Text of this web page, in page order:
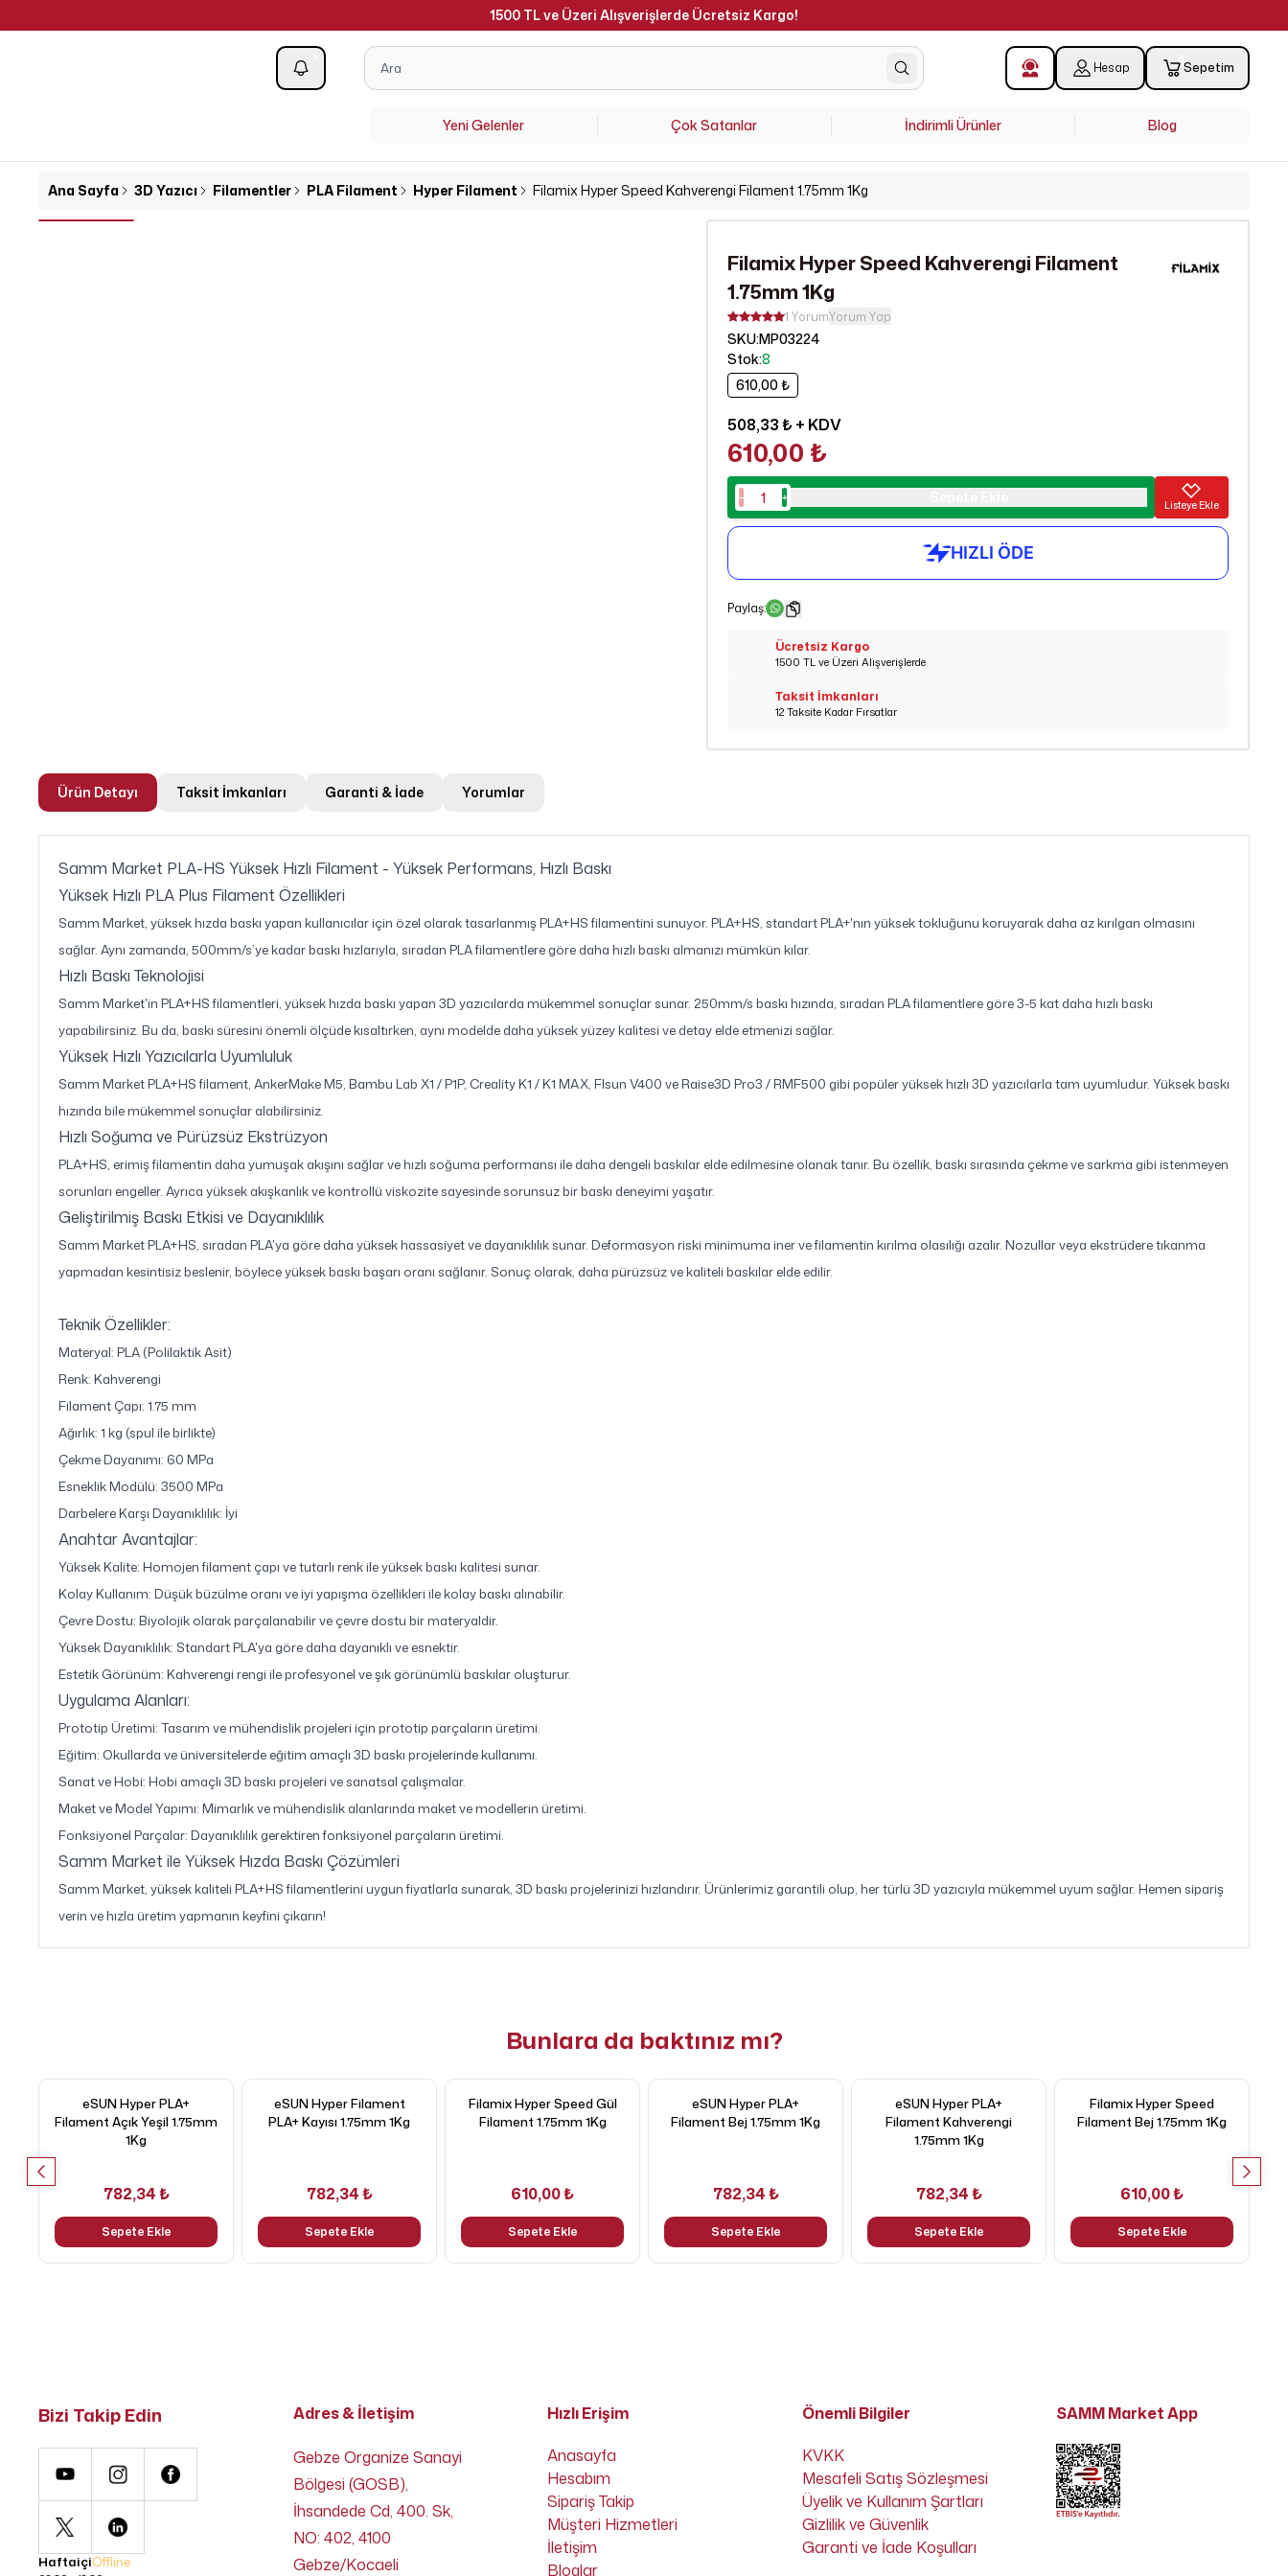
Hesap 0 Sepetim
Yeni Gelenler Çok Satanlar İndirimli Ürünler Blog
Ana Sayfa 3D Yazıcı Filamentler PLA Filament Hyper Filament Filamix Hyper Speed Kahverengi Filament 1.75mm 1Kg
Filamix Hyper Speed Kahverengi Filament
1.75mm 1Kg
1 YorumYorum Yap
SKU:MP03224
Stok:8
610,00 ₺
508,33 ₺+ KDV
610,00 ₺
Listeye Ekle
Paylaş:
Ücretsiz Kargo
1500 TL ve Üzeri Alışverişlerde
Taksit İmkanları
12 Taksite Kadar Fırsatlar
Ürün Detayı Taksit İmkanları Garanti & İade Yorumlar
Samm Market PLA-HS Yüksek Hızlı Filament - Yüksek Performans, Hızlı Baskı
Yüksek Hızlı PLA Plus Filament Özellikleri
Samm Market, yüksek hızda baskı yapan kullanıcılar için özel olarak tasarlanmış PLA+HS filamentini sunuyor. PLA+HS, standart PLA+'nın yüksek tokluğunu koruyarak daha az kırılgan olmasını
sağlar. Aynı zamanda, 500mm/s’ye kadar baskı hızlarıyla, sıradan PLA filamentlere göre daha hızlı baskı almanızı mümkün kılar.
Hızlı Baskı Teknolojisi
Samm Market'in PLA+HS filamentleri, yüksek hızda baskı yapan 3D yazıcılarda mükemmel sonuçlar sunar. 250mm/s baskı hızında, sıradan PLA filamentlere göre 3-5 kat daha hızlı baskı
yapabilirsiniz. Bu da, baskı süresini önemli ölçüde kısaltırken, aynı modelde daha yüksek yüzey kalitesi ve detay elde etmenizi sağlar.
Yüksek Hızlı Yazıcılarla Uyumluluk
Samm Market PLA+HS filament, AnkerMake M5, Bambu Lab X1 / P1P, Creality K1 / K1 MAX, Flsun V400 ve Raise3D Pro3 / RMF500 gibi popüler yüksek hızlı 3D yazıcılarla tam uyumludur. Yüksek baskı
hızında bile mükemmel sonuçlar alabilirsiniz.
Hızlı Soğuma ve Pürüzsüz Ekstrüzyon
PLA+HS, erimiş filamentin daha yumuşak akışını sağlar ve hızlı soğuma performansı ile daha dengeli baskılar elde edilmesine olanak tanır. Bu özellik, baskı sırasında çekme ve sarkma gibi istenmeyen
sorunları engeller. Ayrıca yüksek akışkanlık ve kontrollü viskozite sayesinde sorunsuz bir baskı deneyimi yaşatır.
Geliştirilmiş Baskı Etkisi ve Dayanıklılık
Samm Market PLA+HS, sıradan PLA'ya göre daha yüksek hassasiyet ve dayanıklılık sunar. Deformasyon riski minimuma iner ve filamentin kırılma olasılığı azalır. Nozullar veya ekstrüdere tıkanma
yapmadan kesintisiz beslenir, böylece yüksek baskı başarı oranı sağlanır. Sonuç olarak, daha pürüzsüz ve kaliteli baskılar elde edilir.
Teknik Özellikler:
Materyal: PLA (Polilaktik Asit)
Renk: Kahverengi
Filament Çapı: 1.75 mm
Ağırlık: 1 kg (spul ile birlikte)
Çekme Dayanımı: 60 MPa
Esneklik Modülü: 3500 MPa
Darbelere Karşı Dayanıklılık: İyi
Anahtar Avantajlar:
Yüksek Kalite: Homojen filament çapı ve tutarlı renk ile yüksek baskı kalitesi sunar.
Kolay Kullanım: Düşük büzülme oranı ve iyi yapışma özellikleri ile kolay baskı alınabilir.
Çevre Dostu: Biyolojik olarak parçalanabilir ve çevre dostu bir materyaldir.
Yüksek Dayanıklılık: Standart PLA'ya göre daha dayanıklı ve esnektir.
Estetik Görünüm: Kahverengi rengi ile profesyonel ve şık görünümlü baskılar oluşturur.
Uygulama Alanları:
Prototip Üretimi: Tasarım ve mühendislik projeleri için prototip parçaların üretimi.
Eğitim: Okullarda ve üniversitelerde eğitim amaçlı 3D baskı projelerinde kullanımı.
Sanat ve Hobi: Hobi amaçlı 3D baskı projeleri ve sanatsal çalışmalar.
Maket ve Model Yapımı: Mimarlık ve mühendislik alanlarında maket ve modellerin üretimi.
Fonksiyonel Parçalar: Dayanıklılık gerektiren fonksiyonel parçaların üretimi.
Samm Market ile Yüksek Hızda Baskı Çözümleri
Samm Market, yüksek kaliteli PLA+HS filamentlerini uygun fiyatlarla sunarak, 3D baskı projelerinizi hızlandırır. Ürünlerimiz garantili olup, her türlü 3D yazıcıyla mükemmel uyum sağlar. Hemen sipariş
verin ve hızla üretim yapmanın keyfini çıkarın!
Bunlara da baktınız mı?
eSUN Hyper PLA+
Filament Açık Yeşil 1.75mm
1Kg
782,34 ₺
Sepete Ekle
eSUN Hyper Filament
PLA+ Kayısı 1.75mm 1Kg
782,34 ₺
Sepete Ekle
Filamix Hyper Speed Gül
Filament 1.75mm 1Kg
610,00 ₺
Sepete Ekle
eSUN Hyper PLA+
Filament Bej 1.75mm 1Kg
782,34 ₺
Sepete Ekle
eSUN Hyper PLA+
Filament Kahverengi
1.75mm 1Kg
782,34 ₺
Sepete Ekle
Filamix Hyper Speed
Filament Bej 1.75mm 1Kg
610,00 ₺
Sepete Ekle
Bizi Takip Edin
HaftaiçiOffline
Adres & İletişim
Gebze Organize Sanayi
Bölgesi (GOSB),
İhsandede Cd, 400. Sk,
NO: 402, 4100
Gebze/Kocaeli
Hızlı Erişim
Anasayfa
Hesabım
Sipariş Takip
Müşteri Hizmetleri
İletişim
Bloglar
Önemli Bilgiler
KVKK
Mesafeli Satış Sözleşmesi
Üyelik ve Kullanım Şartları
Gizlilik ve Güvenlik
Garanti ve İade Koşulları
SAMM Market App